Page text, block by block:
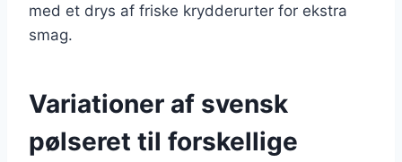
med et drys af friske krydderurter for ekstra
smag.
Variationer af svensk
pølseret til forskellige